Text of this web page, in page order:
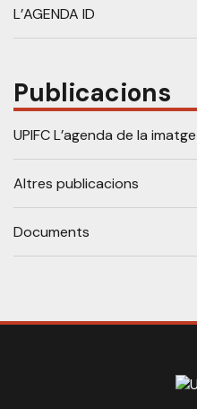
L’AGENDA ID
Publicacions
UPIFC L’agenda de la imatge
Altres publicacions
Documents